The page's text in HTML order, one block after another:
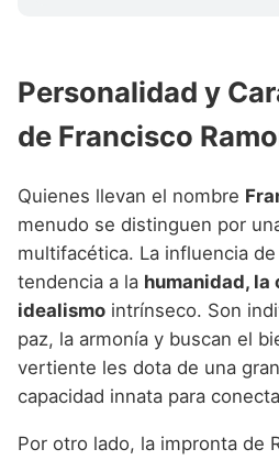
Personalidad y
de Francisco
Quienes llevan el nombre
menudo se distinguen por
multifacética. La influencia
tendencia a la humanidad, la
idealismo intrínseco. Son
paz, la armonía y buscan el
vertiente les dota de una
capacidad innata para
Por otro lado, la impronta de